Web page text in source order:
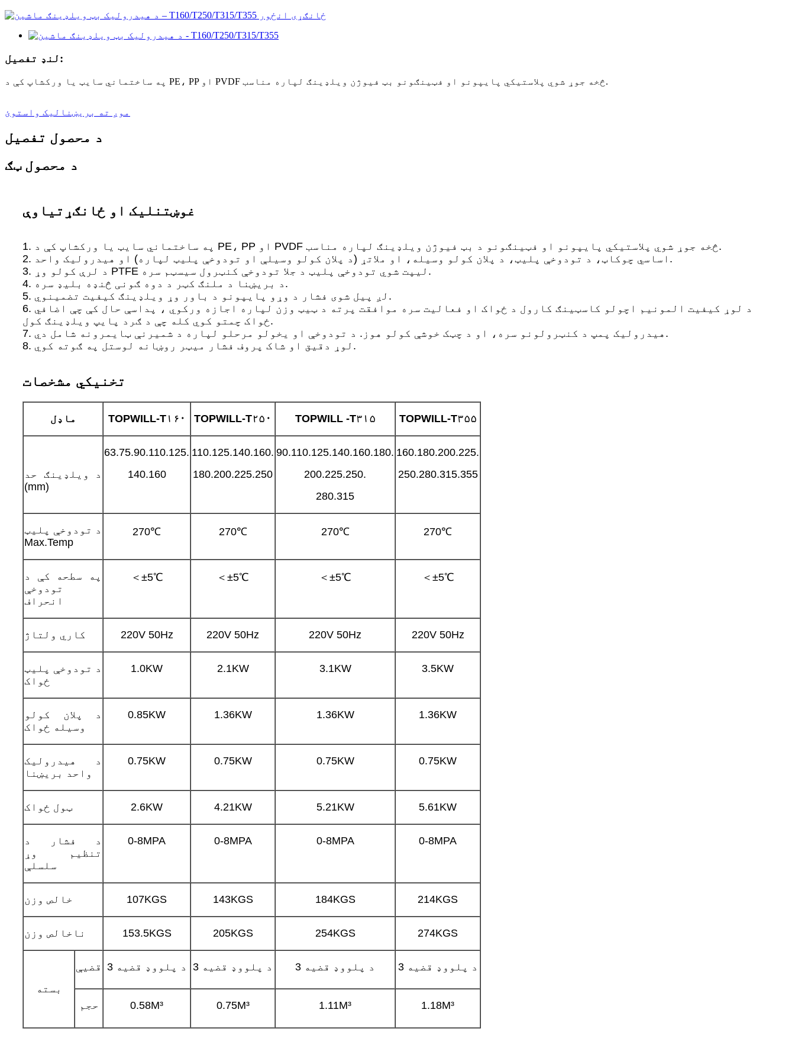
لنډ تفصیل:
په ساختماني سایټ یا ورکشاپ کې د PE، PP او PVDF څخه جوړ شوي پلاستيکي پایپونو او فټینګونو بټ فیوژن ویلډینګ لپاره مناسب.
موږ ته بریښنالیک واستوئ
د محصول تفصیل
د محصول ټګ
غوښتنلیک او ځانګړتیاوې
1. په ساختماني سایټ یا ورکشاپ کې د PE، PP او PVDF څخه جوړ شوي پلاستيکي پایپونو او فټینګونو د بټ فیوژن ویلډینګ لپاره مناسب.
2. اساسي چوکاټ، د تودوخې پلیټ، د پلان کولو وسیله، او ملاتړ (د پلان کولو وسیلې او تودوخې پلیټ لپاره) او هیدرولیک واحد.
3. د لرې کولو وړ PTFE لیپت شوي تودوخې پلیټ د جلا تودوخې کنټرول سیسټم سره.
4. د بریښنا د ملنګ کټر د دوه ګونی څنډه بلیډ سره.
5. لږ پیل شوی فشار د وړو پایپونو د باور وړ ویلډینګ کیفیت تضمینوي.
6. د لوړ کیفیت المونیم اچولو کاسټینګ کارول د ځواک او فعالیت سره موافقت پرته د ټیټ وزن لپاره اجازه ورکوي ، پداسې حال کې چې اضافي
ځواک چمتو کوي کله چې د ګرد پایپ ویلډینګ کول.
7. هیدرولیک پمپ د کنټرولونو سره، او د چټک خوشې کولو هوز. د تودوخې او یخولو مرحلو لپاره د شمیرنې ټایمرونه شامل دي.
8. لوړ دقیق او شاک پروف فشار میټر روښانه لوستل په ګوته کوي.
تخنیکي مشخصات
ماډل TOPWILL-T۱۶۰ TOPWILL-T۲۵۰ TOPWILL -T۳۱۵ TOPWILL-T۳۵۵
د ویلډینګ حد
(mm)
63.75.90.110.125.
140.160
110.125.140.160.
180.200.225.250
90.110.125.140.160.180.
200.225.250.
280.315
160.180.200.225.
250.280.315.355
د تودوخې پلیټ
Max.Temp
270℃ 270℃ 270℃ 270℃
په سطحه کې د
تودوخې
انحراف
＜±5℃ ＜±5℃ ＜±5℃ ＜±5℃
کاري ولتاژ 220V 50Hz 220V 50Hz 220V 50Hz 220V 50Hz
د تودوخې پلیټ
ځواک
1.0KW 2.1KW 3.1KW 3.5KW
د پلان کولو
وسیله ځواک
0.85KW 1.36KW 1.36KW 1.36KW
د هیدرولیک
واحد بریښنا
0.75KW 0.75KW 0.75KW 0.75KW
ټول ځواک 2.6KW 4.21KW 5.21KW 5.61KW
د فشار د
تنظیم وړ
سلسلې
0-8MPA 0-8MPA 0-8MPA 0-8MPA
خالص وزن 107KGS 143KGS 184KGS 214KGS
ناخالص وزن 153.5KGS 205KGS 254KGS 274KGS
بسته
قضیې 3 د پلووډ قضیه 3 د پلووډ قضیه 3 د پلووډ قضیه 3 د پلووډ قضیه
حجم 0.58M³ 0.75M³ 1.11M³ 1.18M³